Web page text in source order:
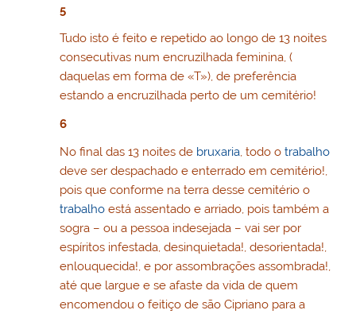
5
Tudo isto é feito e repetido ao longo de 13 noites
consecutivas num encruzilhada feminina, (
daquelas em forma de «T»), de preferência
estando a encruzilhada perto de um cemitério!
6
No final das 13 noites de bruxaria, todo otrabalho
deve ser despachado e enterrado em cemitério!,
pois que conforme na terra desse cemitério o
trabalho está assentado e arriado, pois também a
sogra – ou a pessoa indesejada – vai ser por
espíritos infestada, desinquietada!, desorientada!,
enlouquecida!, e por assombrações assombrada!,
até que largue e se afaste da vida de quem
encomendou o feitiço de são Cipriano para a